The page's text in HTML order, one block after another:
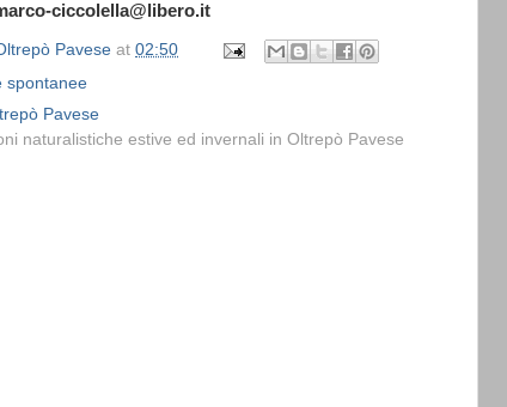
ciccolella@libero.it
Pavese at 02:50
spontanee
Pavese
naturalistiche estive ed invernali in Oltrepò Pavese